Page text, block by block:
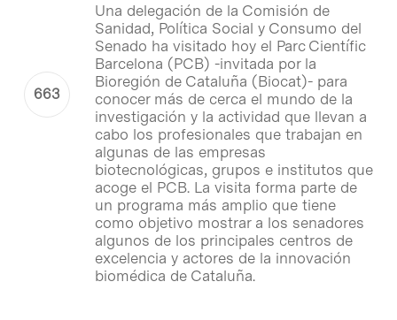
Una delegación de la Comisión de
Sanidad, Política Social y Consumo del
Senado ha visitado hoy el Parc Científic
Barcelona (PCB) -invitada por la
Bioregión de Cataluña (Biocat)- para
conocer más de cerca el mundo de la
investigación y la actividad que llevan a
cabo los profesionales que trabajan en
algunas de las empresas
biotecnológicas, grupos e institutos que
acoge el PCB. La visita forma parte de
un programa más amplio que tiene
como objetivo mostrar a los senadores
algunos de los principales centros de
excelencia y actores de la innovación
biomédica de Cataluña.